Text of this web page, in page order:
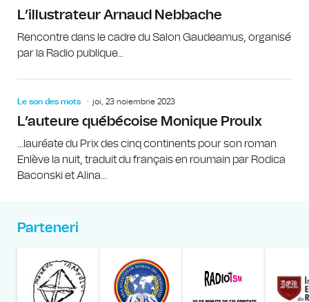
L’illustrateur Arnaud Nebbache
Rencontre dans le cadre du Salon Gaudeamus, organisé
par la Radio publique...
Le son des mots joi, 23 noiembrie 2023
L’auteure québécoise Monique Proulx
...lauréate du Prix des cinq continents pour son roman
Enlève la nuit, traduit du français en roumain par Rodica
Baconski et Alina...
Parteneri